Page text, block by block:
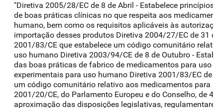
"Diretiva 2005/28/EC de 8 de Abril - Estabelece princípios
de boas práticas clínicas no que respeita aos
humano, bem como os requisitos aplicáveis às
importação desses produtos Diretiva 2004/27/EC de 31 de
2001/83/CE que estabelece um código comunitário
uso humano Diretiva 2003/94/CE de 8 de Outubro -
das boas práticas de fabrico de medicamentos para uso
experimentais para uso humano Diretiva 2001/83/EC de 6
um código comunitário relativo aos medicamentos para
2001/20/CE, do Parlamento Europeu e do Conselho, de 4
aproximação das disposições legislativas,